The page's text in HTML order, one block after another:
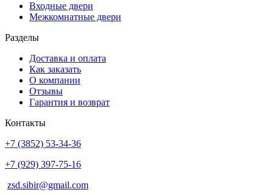
Входные двери
Межкомнатные двери
Разделы
Доставка и оплата
Как заказать
О компании
Отзывы
Гарантия и возврат
Контакты
+7 (3852) 53-34-36
+7 (929) 397-75-16
zsd.sibir@gmail.com